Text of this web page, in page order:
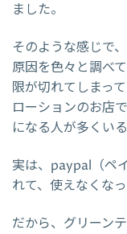
ました。
そのような感じで
原因を色々と調べ
限が切れてしまっ
ローションのお店
になる人が多くい
実は、paypal（ペ
れて、使えなくな
だから、グリーン